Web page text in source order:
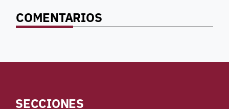
COMENTARIOS
SECCIONES